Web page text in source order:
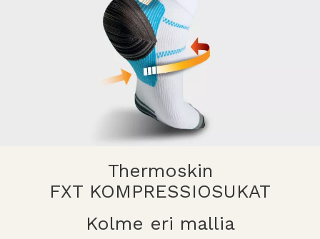
Thermoskin
FXT KOMPRESSIOSUKAT
Kolme eri mallia